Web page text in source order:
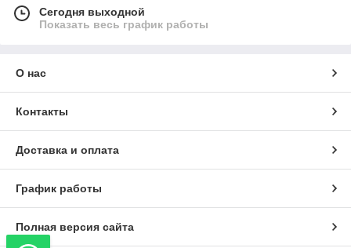
Сегодня выходной
Показать весь график работы
О нас
Контакты
Доставка и оплата
График работы
Полная версия сайта